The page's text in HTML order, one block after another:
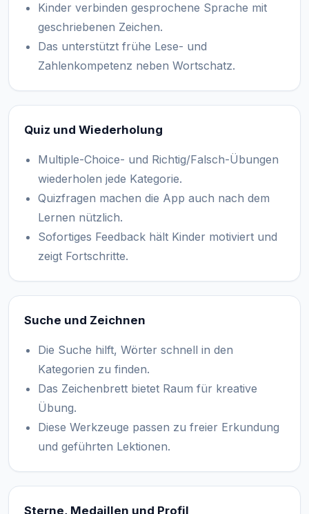
Kinder verbinden gesprochene Sprache mit
geschriebenen Zeichen.
Das unterstützt frühe Lese- und
Zahlenkompetenz neben Wortschatz.
Quiz und Wiederholung
Multiple-Choice- und Richtig/Falsch-Übungen
wiederholen jede Kategorie.
Quizfragen machen die App auch nach dem
Lernen nützlich.
Sofortiges Feedback hält Kinder motiviert und
zeigt Fortschritte.
Suche und Zeichnen
Die Suche hilft, Wörter schnell in den
Kategorien zu finden.
Das Zeichenbrett bietet Raum für kreative
Übung.
Diese Werkzeuge passen zu freier Erkundung
und geführten Lektionen.
Sterne, Medaillen und Profil